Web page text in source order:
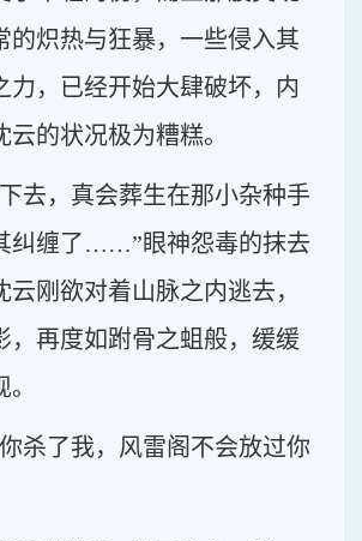
的炽热与狂暴，一些侵入其
力，已经开始大肆破坏，内
的状况极为糟糕。
去，真会葬生在那小杂种手
纠缠了……”眼神怨毒的抹去
云刚欲对着山脉之内逃去，
，再度如跗骨之蛆般，缓缓
杀了我，风雷阁不会放过你